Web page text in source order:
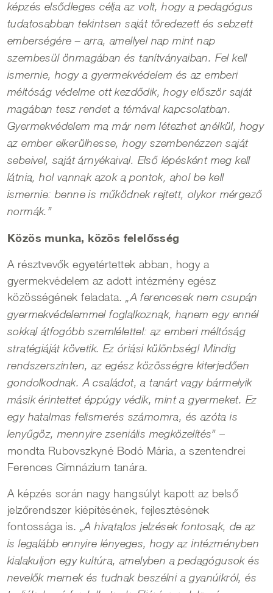
képzés elsődleges célja az volt, hogy a pedagógus
tudatosabban tekintsen saját töredezett és sebzett
emberségére – arra, amellyel nap mint nap
szembesül önmagában és tanítványaiban. Fel kell
ismernie, hogy a gyermekvédelem és az emberi
méltóság védelme ott kezdődik, hogy először saját
magában tesz rendet a témával kapcsolatban.
Gyermekvédelem ma már nem létezhet anélkül, hogy
az ember elkerülhesse, hogy szembenézzen saját
sebeivel, saját árnyékaival. Első lépésként meg kell
látnia, hol vannak azok a pontok, ahol be kell
ismernie: benne is működnek rejtett, olykor mérgező
normák.”
Közös munka, közös felelősség
A résztvevők egyetértettek abban, hogy a
gyermekvédelem az adott intézmény egész
közösségének feladata.„A ferencesek nem csupán
gyermekvédelemmel foglalkoznak, hanem egy ennél
sokkal átfogóbb szemlélettel: az emberi méltóság
stratégiáját követik. Ez óriási különbség! Mindig
rendszerszinten, az egész közösségre kiterjedően
gondolkodnak. A családot, a tanárt vagy bármelyik
másik érintettet éppúgy védik, mint a gyermeket. Ez
egy hatalmas felismerés számomra, és azóta is
lenyűgöz, mennyire zseniális megközelítés”–
mondta Rubovszkyné Bodó Mária, a szentendrei
Ferences Gimnázium tanára.
A képzés során nagy hangsúlyt kapott az belső
jelzőrendszer kiépítésének, fejlesztésének
fontossága is.„A hivatalos jelzések fontosak, de az
is legalább ennyire lényeges, hogy az intézményben
kialakuljon egy kultúra, amelyben a pedagógusok és
nevelők mernek és tudnak beszélni a gyanúikról, és